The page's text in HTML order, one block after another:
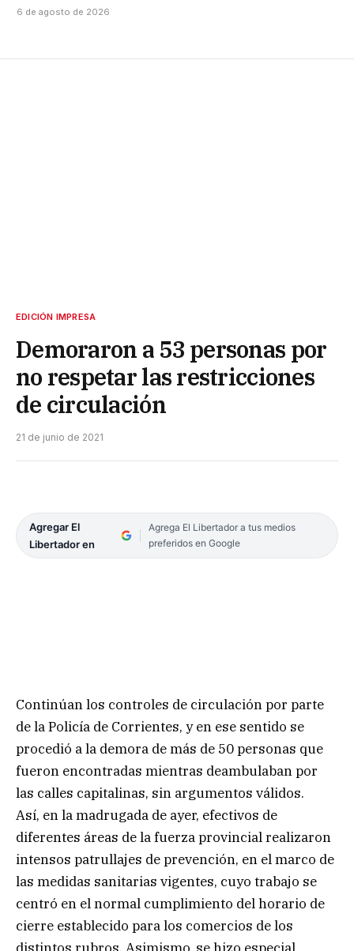
6 de agosto de 2026
EDICIÓN IMPRESA
Demoraron a 53 personas por
no respetar las restricciones
de circulación
21 de junio de 2021
Agregar El
Libertador en
Agrega El Libertador a tus medios
preferidos en Google
Continúan los controles de circulación por parte
de la Policía de Corrientes, y en ese sentido se
procedió a la demora de más de 50 personas que
fueron encontradas mientras deambulaban por
las calles capitalinas, sin argumentos válidos.
Así, en la madrugada de ayer, efectivos de
diferentes áreas de la fuerza provincial realizaron
intensos patrullajes de prevención, en el marco de
las medidas sanitarias vigentes, cuyo trabajo se
centró en el normal cumplimiento del horario de
cierre establecido para los comercios de los